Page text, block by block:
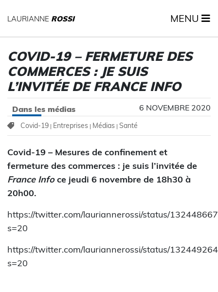
LAURIANNE ROSSI MENU
COVID-19 – FERMETURE DES
COMMERCES : JE SUIS
L’INVITÉE DE FRANCE INFO
Dans les médias 6 NOVEMBRE 2020
Covid-19 | Entreprises | Médias | Santé
Covid-19 – Mesures de confinement et
fermeture des commerces : je suis l’invitée de
France Infoce jeudi 6 novembre de 18h30 à
20h00.
https://twitter.com/lauriannerossi/status/
s=20
https://twitter.com/lauriannerossi/status/
s=20